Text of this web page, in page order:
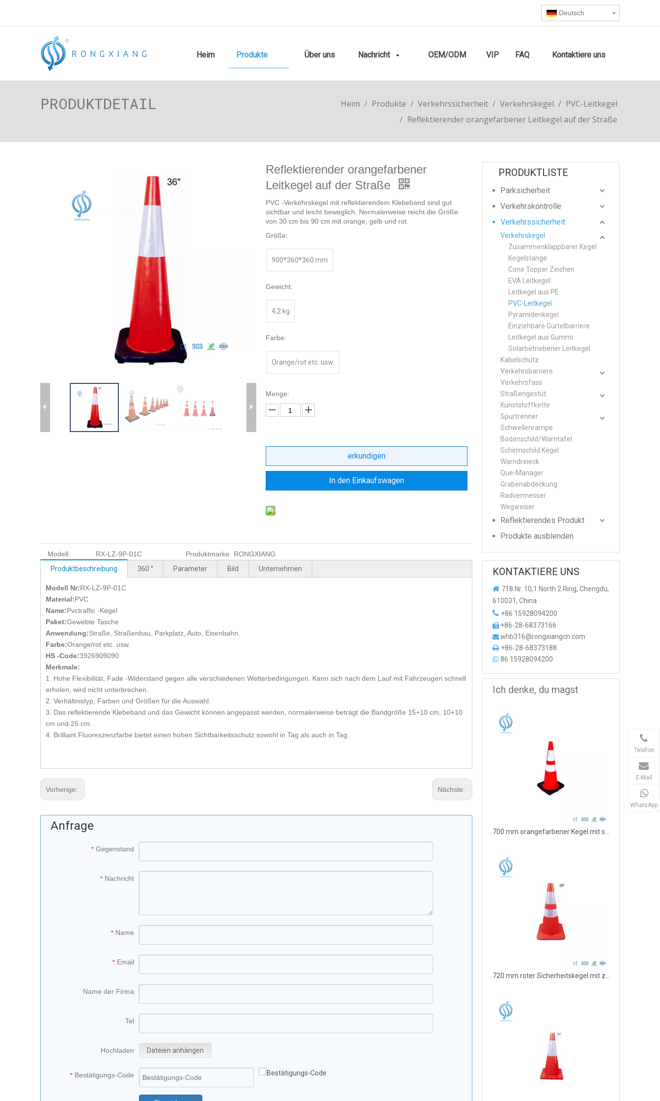
Deutsch
Heim Produkte Über uns Nachricht OEM/ODM VIP FAQ Kontaktiere uns
PRODUKTDETAIL Heim / Produkte / Verkehrssicherheit / Verkehrskegel / PVC-Leitkegel
/ Reflektierender orangefarbener Leitkegel auf der Straße
Reflektierender orangefarbener
Leitkegel auf der Straße
PVC -Verkehrskegel mit reflektierendem Klebeband sind gut
sichtbar und leicht beweglich. Normalerweise reicht die Größe
von 30 cm bis 90 cm mit orange, gelb und rot.
Größe:
900*360*360 mm
Gewicht:
4,2 kg
Farbe:
Orange/rot etc. usw.
Menge:
erkundigen
In den Einkaufswagen
Modell: RX-LZ-9P-01C Produktmarke: RONGXIANG
Produktbeschreibung
360 ° Parameter Bild Unternehmen
Modell Nr:RX-LZ-9P-01C
Material:PVC
Name:Pvctraffic -Kegel
Paket:Gewebte Tasche
Anwendung:Straße, Straßenbau, Parkplatz, Auto, Eisenbahn.
Farbe:Orange/rot etc. usw.
HS -Code:3926909090
Merkmale:
1. Hohe Flexibilität, Fade -Widerstand gegen alle verschiedenen Wetterbedingungen. Kann sich nach dem Lauf mit Fahrzeugen schnell
erholen, wird nicht unterbrechen.
2. Verhältnistyp, Farben und Größen für die Auswahl.
3. Das reflektierende Klebeband und das Gewicht können angepasst werden, normalerweise beträgt die Bandgröße 15+10 cm, 10+10
cm und 25 cm.
4. Brilliant Fluoreszenzfarbe bietet einen hohen Sichtbarkeitsschutz sowohl in Tag als auch in Tag.
Vorherige: Nächste:
Anfrage
* Gegenstand
* Nachricht
* Name
* Email
Name der Firma
Tel
Hochladen Dateien anhängen
* Bestätigungs-Code
PRODUKTLISTE
Parksicherheit
Verkehrskontrolle
Verkehrssicherheit
Verkehrskegel
Zusammenklappbarer Kegel
Kegelstange
Cone Topper Zeichen
EVA Leitkegel
Leitkegel aus PE
PVC-Leitkegel
Pyramidenkegel
Einziehbare Gürtelbarriere
Leitkegel aus Gummi
Solarbetriebener Leitkegel
Kabelschutz
Verkehrsbarriere
Verkehrsfass
Straßengestüt
Kunststoffkette
Spurtrenner
Schwellenrampe
Bodenschild/Warntafel
Schirmschild Kegel
Warndreieck
Que-Manager
Grabenabdeckung
Radvermesser
Wegweiser
Reflektierendes Produkt
Produkte ausblenden
KONTAKTIERE UNS
 718 Nr. 10,1 North 2 Ring, Chengdu,
610031, China
 +86 15928094200
 +86-28-68373166
 whb316@rongxiangcn.com
 +86-28-68373188
 86 15928094200
Ich denke, du magst
Telefon
E-Mail
WhatsApp